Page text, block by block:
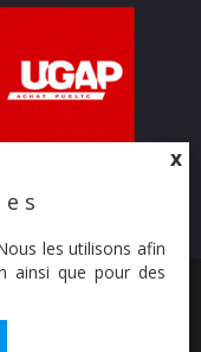
X
les utilisons afin
ainsi que pour des